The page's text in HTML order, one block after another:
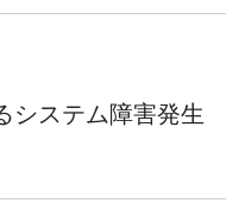
システム障害発生